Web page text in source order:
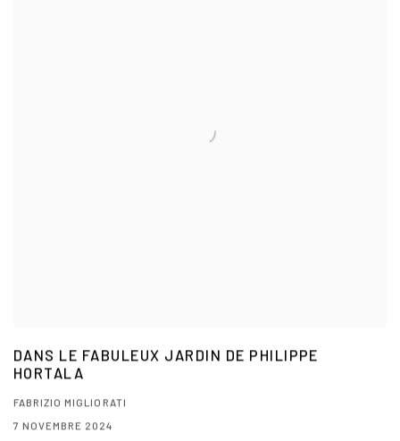
DANS LE FABULEUX JARDIN DE PHILIPPE
HORTALA
FABRIZIO MIGLIORATI
7 NOVEMBRE 2024